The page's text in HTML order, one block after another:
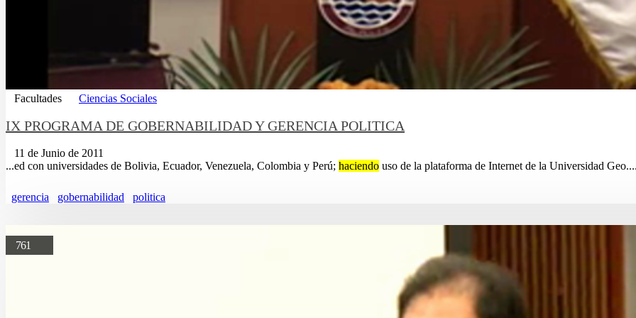
Facultades Ciencias Sociales
IX PROGRAMA DE GOBERNABILIDAD Y GERENCIA POLITICA
11 de Junio de 2011
...ed con universidades de Bolivia, Ecuador, Venezuela, Colombia y Perú; haciendo uso de la plataforma de Internet de la Universidad
gerencia gobernabilidad politica
761